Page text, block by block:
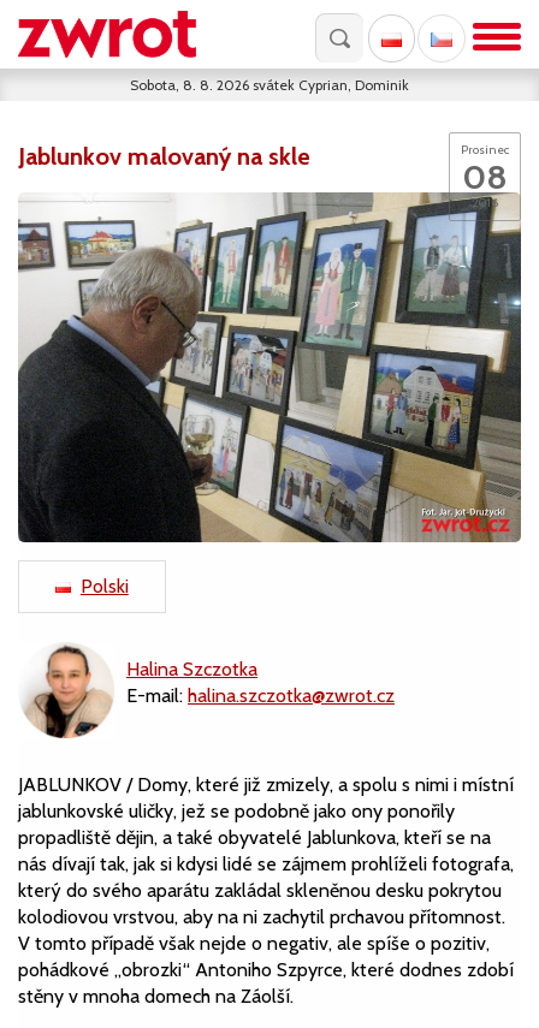
Sobota, 8. 8. 2026 svátek Cyprian, Dominik
Prosinec
08
2016
Jablunkov malovaný na skle
Polski
Halina Szczotka
E-mail: halina.szczotka@zwrot.cz
JABLUNKOV / Domy, které již zmizely, a spolu s nimi i místní
jablunkovské uličky, jež se podobně jako ony ponořily
propadliště dějin, a také obyvatelé Jablunkova, kteří se na
nás dívají tak, jak si kdysi lidé se zájmem prohlíželi fotografa,
který do svého aparátu zakládal skleněnou desku pokrytou
kolodiovou vrstvou, aby na ni zachytil prchavou přítomnost.
V tomto případě však nejde o negativ, ale spíše o pozitiv,
pohádkové „obrozki“ Antoniho Szpyrce, které dodnes zdobí
stěny v mnoha domech na Záolší.